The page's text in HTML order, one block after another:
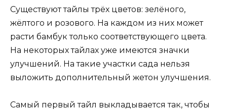
Существуют тайлы трёх цветов: зелёного,
жёлтого и розового. На каждом из них может
расти бамбук только соответствующего цвета.
На некоторых тайлах уже имеются значки
улучшений. На такие участки сада нельзя
выложить дополнительный жетон улучшения.
Самый первый тайл выкладывается так, чтобы